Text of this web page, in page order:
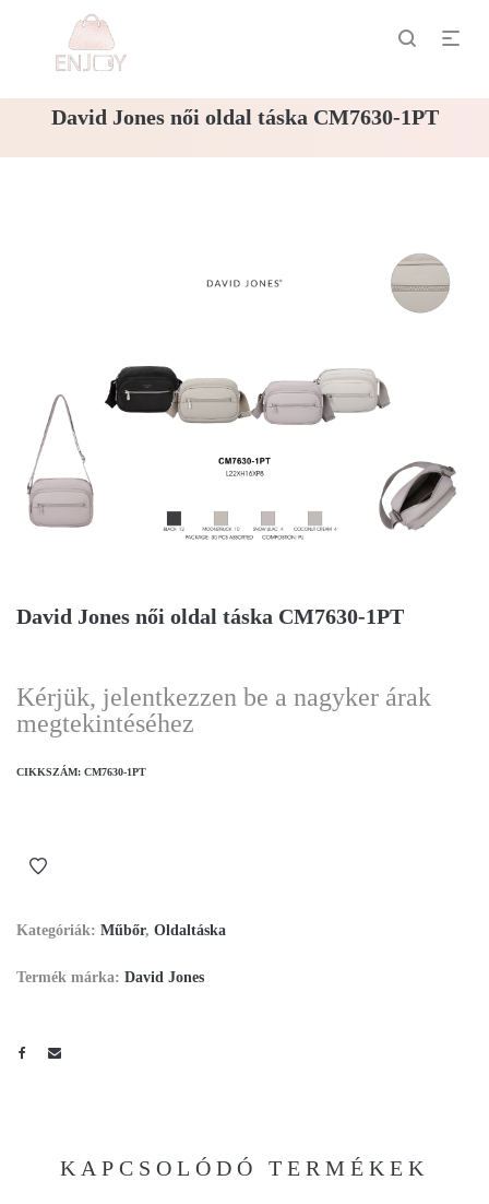
David Jones női oldal táska CM7630-1PT
David Jones női oldal táska CM7630-1PT
Kérjük, jelentkezzen be a nagyker árak
megtekintéséhez
CIKKSZÁM: CM7630-1PT
Kategóriák: Műbőr, Oldaltáska
Termék márka: David Jones
KAPCSOLÓDÓ TERMÉKEK